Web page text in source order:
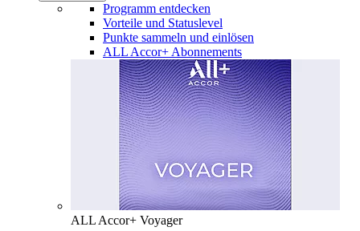
Programm entdecken
Vorteile und Statuslevel
Punkte sammeln und einlösen
ALL Accor+ Abonnements
ALL Accor+ Voyager